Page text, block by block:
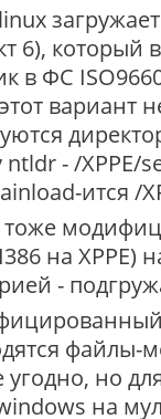
6), который
в ФС
вариант
ntldr - /
ится /
тоже
на XPPE)
-
файлы-
угодно, но
на